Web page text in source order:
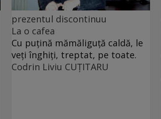
prezentul discontinuu
La o cafea
Cu puţină mămăliguţă caldă, le
veţi înghiţi, treptat, pe toate.
Codrin Liviu CUŢITARU